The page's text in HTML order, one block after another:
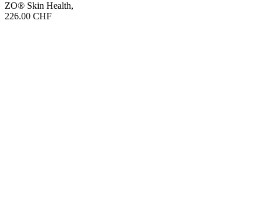
ZO® Skin Health,
226.00 CHF